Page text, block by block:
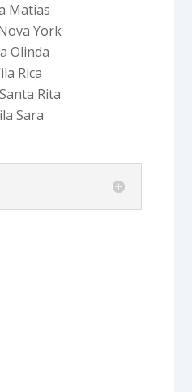
Matias
York
Olinda
Rica
Rita
Sara